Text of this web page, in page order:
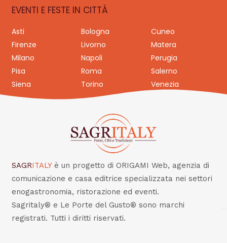
EVENTI E FESTE IN CITTÀ
Asti Bologna
Cuneo
Firenze
Livorno
Matera
Milano
Napoli
Perugia
Pisa
Roma
Salerno
Siena
Torino Venezia
SAGRITALY è un progetto di ORIGAMI Web, agenzia di
comunicazione e casa editrice specializzata nei settori
enogastronomia, ristorazione ed eventi.
Sagritaly® e Le Porte del Gusto® sono marchi
registrati. Tutti i diritti riservati.